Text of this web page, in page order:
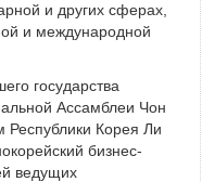
и других сферах,
и международной
государства
Ассамблеи Чон
Корея Ли
бизнес-
ведущих